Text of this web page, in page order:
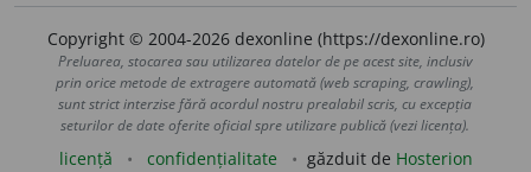
Copyright © 2004-2026 dexonline (https://dexonline.ro)
Preluarea, stocarea sau utilizarea datelor de pe acest site, inclusiv
prin orice metode de extragere automată (web scraping, crawling),
sunt strict interzise fără acordul nostru prealabil scris, cu excepția
seturilor de date oferite oficial spre utilizare publică (vezi licența).
licență confidențialitate găzduit de Hosterion